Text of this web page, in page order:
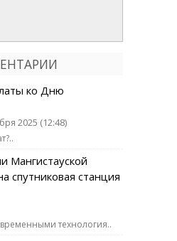
ко Дню
2025 (12:48)
Мангистауской
спутниковая станция
технология..